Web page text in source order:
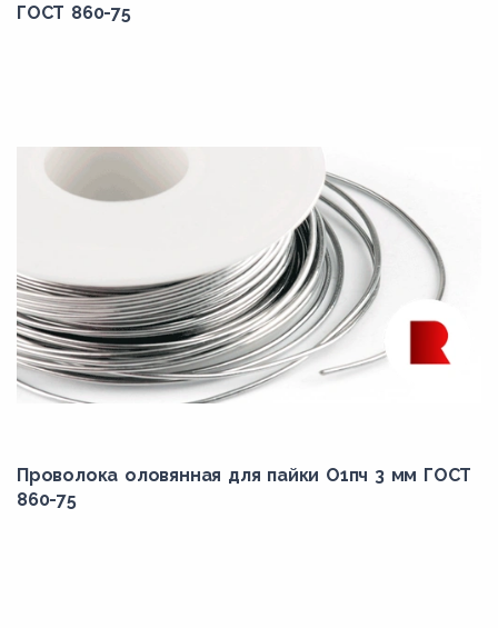
ГОСТ 860-75
Проволока оловянная для пайки О1пч 3 мм ГОСТ
860-75